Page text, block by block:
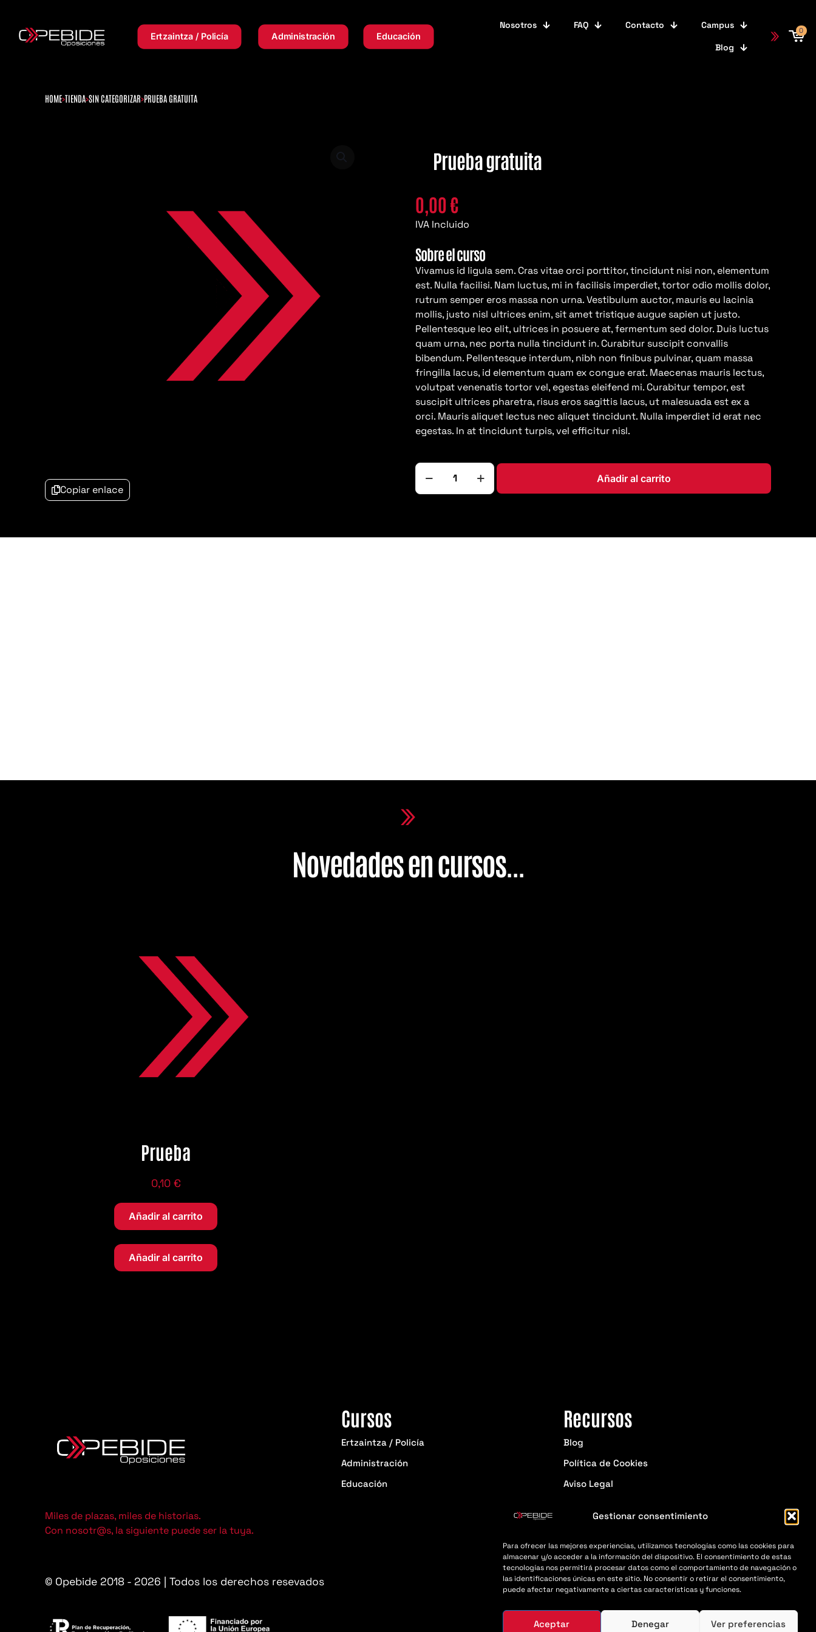
Gestionar consentimiento
Para ofrecer las mejores experiencias, utilizamos tecnologías como las cookies para
almacenar y/o acceder a la información del dispositivo. El consentimiento de estas
tecnologías nos permitirá procesar datos como el comportamiento de navegación o
las identificaciones únicas en este sitio. No consentir o retirar el consentimiento,
puede afectar negativamente a ciertas características y funciones.
Aceptar Denegar Ver preferencias
Ertzaintza / Policía Administración Educación
Nosotros FAQ Contacto Campus
Blog
0
HOME>TIENDA>SIN CATEGORIZAR>PRUEBA GRATUITA
Copiar enlace
Prueba gratuita
0,00€
IVA Incluido
Sobre el curso
Vivamus id ligula sem. Cras vitae orci porttitor, tincidunt nisi non, elementum
est. Nulla facilisi. Nam luctus, mi in facilisis imperdiet, tortor odio mollis dolor,
rutrum semper eros massa non urna. Vestibulum auctor, mauris eu lacinia
mollis, justo nisl ultrices enim, sit amet tristique augue sapien ut justo.
Pellentesque leo elit, ultrices in posuere at, fermentum sed dolor. Duis luctus
quam urna, nec porta nulla tincidunt in. Curabitur suscipit convallis
bibendum. Pellentesque interdum, nibh non finibus pulvinar, quam massa
fringilla lacus, id elementum quam ex congue erat. Maecenas mauris lectus,
volutpat venenatis tortor vel, egestas eleifend mi. Curabitur tempor, est
suscipit ultrices pharetra, risus eros sagittis lacus, ut malesuada est ex a
orci. Mauris aliquet lectus nec aliquet tincidunt. Nulla imperdiet id erat nec
egestas. In at tincidunt turpis, vel efficitur nisl.
Prueba
cantidad
Añadir al carrito
Novedades en cursos...
Prueba
0,10 €
Añadir al carrito
Añadir al carrito
Miles de plazas, miles de historias.
Con nosotr@s, la siguiente puede ser la tuya.
Cursos
Ertzaintza / Policía
Administración
Educación
Recursos
Blog
Política de Cookies
Aviso Legal
© Opebide 2018 - 2026 | Todos los derechos resevados